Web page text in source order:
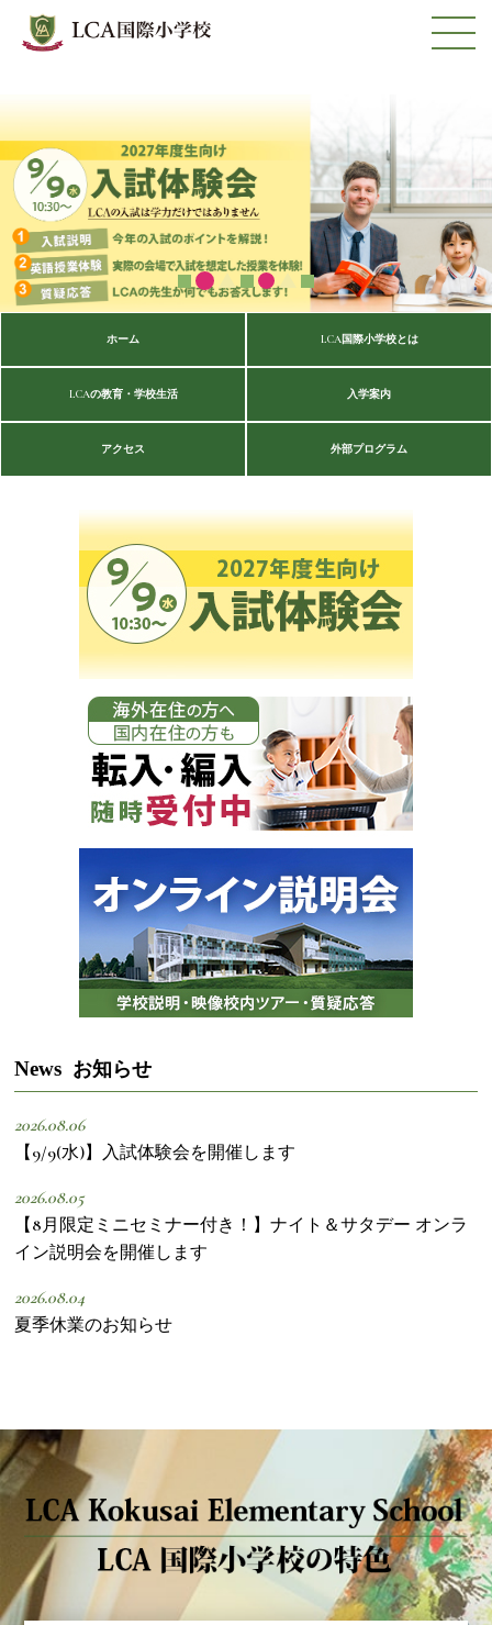
ホーム LCA国際小学校とは
LCAの教育・学校生活 入学案内
アクセス 外部プログラム
News お知らせ
2026.08.06
【9/9(水)】入試体験会を開催します
2026.08.05
【8月限定ミニセミナー付き！】ナイト＆サタデー オンラ
イン説明会を開催します
2026.08.04
夏季休業のお知らせ